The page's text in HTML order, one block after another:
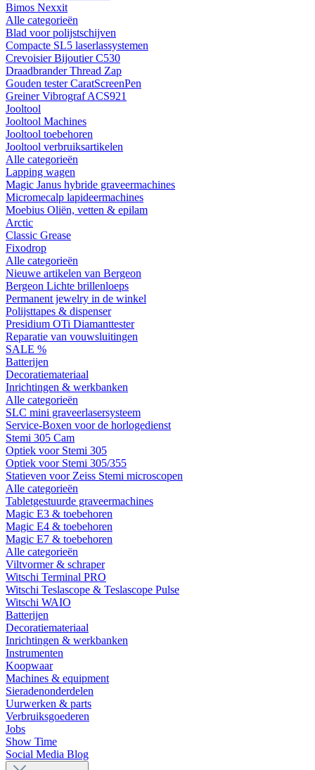
Bimos Nexxit
Alle categorieën
Blad voor polijstschijven
Compacte SL5 laserlassystemen
Crevoisier Bijoutier C530
Draadbrander Thread Zap
Gouden tester CaratScreenPen
Greiner Vibrograf ACS921
Jooltool
Jooltool Machines
Jooltool toebehoren
Jooltool verbruiksartikelen
Alle categorieën
Lapping wagen
Magic Janus hybride graveermachines
Micromecalp lapideermachines
Moebius Oliën, vetten & epilam
Arctic
Classic Grease
Fixodrop
Alle categorieën
Nieuwe artikelen van Bergeon
Bergeon Lichte brillenloeps
Permanent jewelry in de winkel
Polijsttapes & dispenser
Presidium OTi Diamanttester
Reparatie van vouwsluitingen
SALE %
Batterijen
Decoratiemateriaal
Inrichtingen & werkbanken
Alle categorieën
SLC mini graveerlasersysteem
Service-Boxen voor de horlogedienst
Stemi 305 Cam
Optiek voor Stemi 305
Optiek voor Stemi 305/355
Statieven voor Zeiss Stemi microscopen
Alle categorieën
Tabletgestuurde graveermachines
Magic E3 & toebehoren
Magic E4 & toebehoren
Magic E7 & toebehoren
Alle categorieën
Viltvormer & schraper
Witschi Terminal PRO
Witschi Teslascope & Teslascope Pulse
Witschi WAIO
Batterijen
Decoratiemateriaal
Inrichtingen & werkbanken
Instrumenten
Koopwaar
Machines & equipment
Sieradenonderdelen
Uurwerken & parts
Verbruiksgoederen
Jobs
Show Time
Social Media Blog